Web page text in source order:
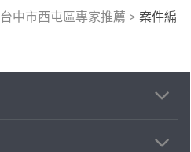
台中市西屯區專家推薦 > 案件編